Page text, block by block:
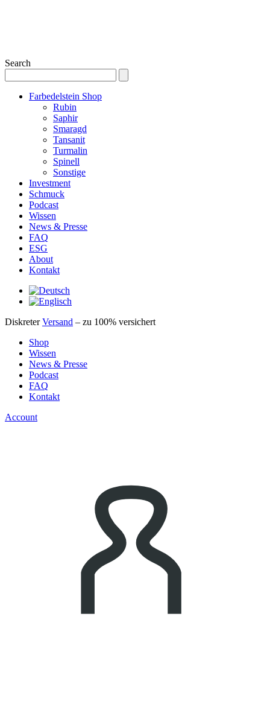
Search
Farbedelstein Shop
Rubin
Saphir
Smaragd
Tansanit
Turmalin
Spinell
Sonstige
Investment
Schmuck
Podcast
Wissen
News & Presse
FAQ
ESG
About
Kontakt
DiskreterVersand – zu 100% versichert
Shop
Wissen
News & Presse
Podcast
FAQ
Kontakt
Account